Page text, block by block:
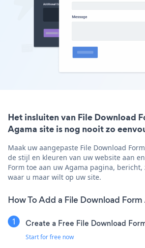
Het insluiten van File Download
Agama site is nog nooit zo
Maak uw aangepaste File Download
de stijl en kleuren van uw website aan
Form toe aan uw Agama pagina,
waar u maar wilt op uw site.
How To Add a File Download
Create a Free File Download
Start for free now